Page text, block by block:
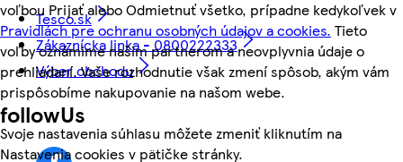
voľbou Prijať alebo Odmietnuť všetko, prípadne kedykoľvek v
Pravidlách pre ochranu osobných údajov a cookies. Tieto
voľby oznámime našim partnerom a neovplyvnia údaje o
prehliadaní. Vaše rozhodnutie však zmení spôsob, akým vám
prispôsobíme nakupovanie na našom webe.
Svoje nastavenia súhlasu môžete zmeniť kliknutím na
Nastavenia cookies v pätičke stránky.
Tesco.sk
Zákaznícka linka - 0800222333
Výber obchodu
followUs